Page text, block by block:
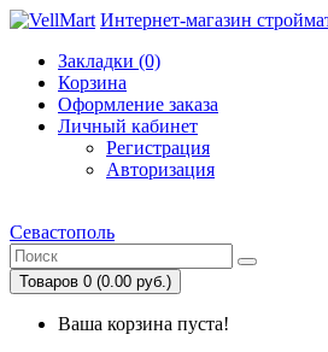
Интернет-магазин
Закладки (0)
Корзина
Оформление заказа
Личный кабинет
Регистрация
Авторизация
Севастополь
Товаров 0 (0.00 руб.)
Ваша корзина пуста!